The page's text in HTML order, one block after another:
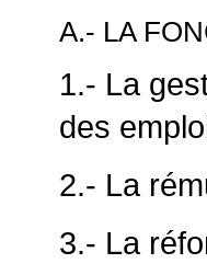
A.- LA
1.- La
des
2.- La
3.- La